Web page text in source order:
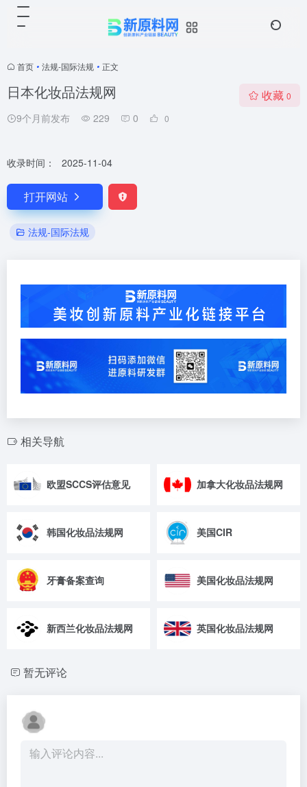
首页 • 法规-国际法规 • 正文
日本化妆品法规网
9个月前发布 229 0 0
收藏 0
收录时间： 2025-11-04
打开网站
法规-国际法规
相关导航
欧盟SCCS评估意见 加拿大化妆品法规网
韩国化妆品法规网 美国CIR
牙膏备案查询 美国化妆品法规网
新西兰化妆品法规网 英国化妆品法规网
暂无评论